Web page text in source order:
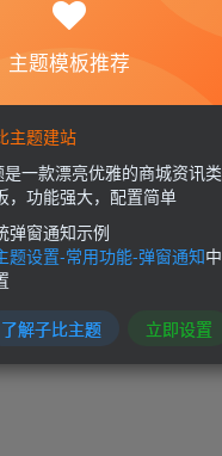
主题模板推荐
主题建站
一款漂亮优雅的商城资讯类
，功能强大，配置简单
弹窗通知示例
题设置-常用功能-弹窗通知中
了解子比主题 立即设置